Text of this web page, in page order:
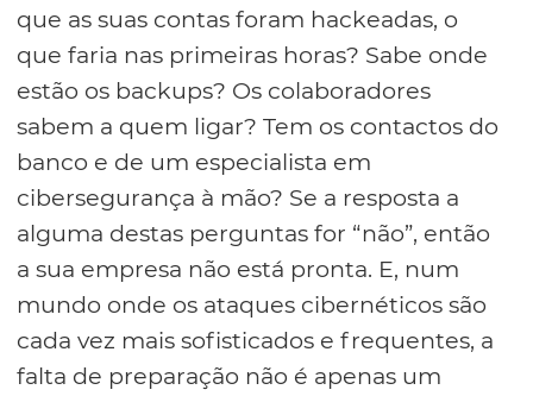
que as suas contas foram hackeadas, o
que faria nas primeiras horas? Sabe onde
estão os backups? Os colaboradores
sabem a quem ligar? Tem os contactos do
banco e de um especialista em
cibersegurança à mão? Se a resposta a
alguma destas perguntas for “não”, então
a sua empresa não está pronta. E, num
mundo onde os ataques cibernéticos são
cada vez mais sofisticados e frequentes, a
falta de preparação não é apenas um